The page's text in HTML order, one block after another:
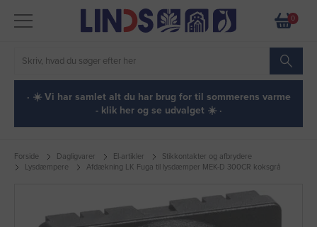
0
· ☀️ Vi har samlet alt du har brug for til sommerens varme
- klik her og se udvalget ☀️ ·
Forside Dagligvarer El-artikler
Stikkontakter og afbrydere
Lysdæmpere
Afdækning LK Fuga til lysdæmper MEK-D 300CR koksgrå